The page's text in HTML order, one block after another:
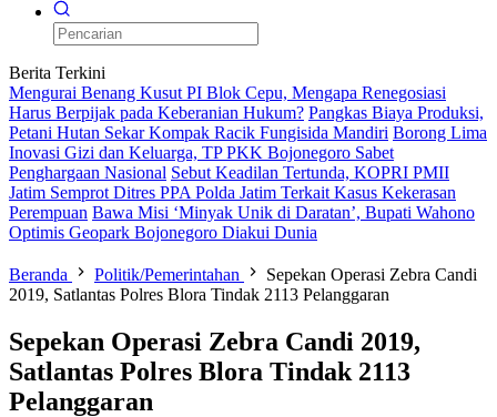
Berita Terkini
Mengurai Benang Kusut PI Blok Cepu, Mengapa Renegosiasi
Harus Berpijak pada Keberanian Hukum? Pangkas Biaya Produksi,
Petani Hutan Sekar Kompak Racik Fungisida Mandiri Borong Lima
Inovasi Gizi dan Keluarga, TP PKK Bojonegoro Sabet
Penghargaan Nasional Sebut Keadilan Tertunda, KOPRI PMII
Jatim Semprot Ditres PPA Polda Jatim Terkait Kasus Kekerasan
Perempuan Bawa Misi ‘Minyak Unik di Daratan’, Bupati Wahono
Optimis Geopark Bojonegoro Diakui Dunia
Beranda Politik/Pemerintahan
Sepekan Operasi Zebra Candi
2019, Satlantas Polres Blora Tindak 2113 Pelanggaran
Sepekan Operasi Zebra Candi 2019,
Satlantas Polres Blora Tindak 2113
Pelanggaran